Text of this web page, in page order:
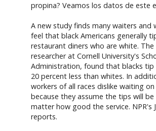
propina? Veamos los datos de este
A new study finds many waiters and
feel that black Americans generally
restaurant diners who are white.
researcher at Cornell University's
Administration, found that blacks tip
20 percent less than whites. In
workers of all races dislike waiting
because they assume the tips will be
matter how good the service. NPR's
reports.